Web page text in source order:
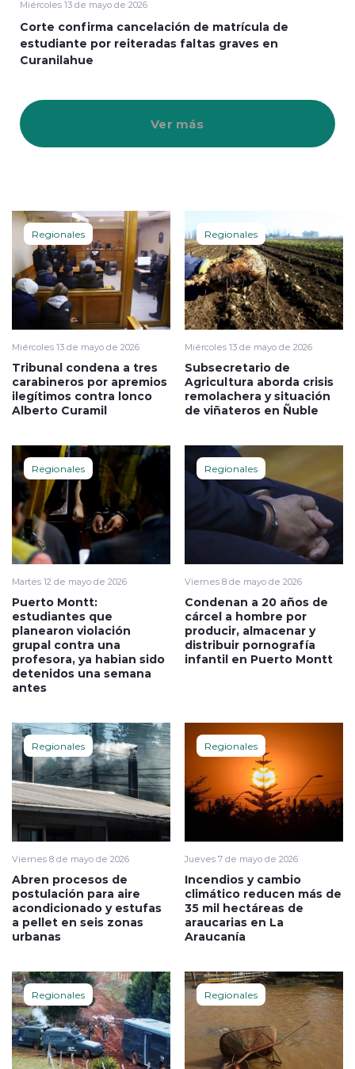
Miércoles 13 de mayo de 2026
Corte confirma cancelación de matrícula de
estudiante por reiteradas faltas graves en
Curanilahue
Ver más
Regionales
Miércoles 13 de mayo de 2026
Tribunal condena a tres
carabineros por apremios
ilegítimos contra lonco
Alberto Curamil
Regionales
Miércoles 13 de mayo de 2026
Subsecretario de
Agricultura aborda crisis
remolachera y situación
de viñateros en Ñuble
Regionales
Martes 12 de mayo de 2026
Puerto Montt:
estudiantes que
planearon violación
grupal contra una
profesora, ya habian sido
detenidos una semana
antes
Regionales
Viernes 8 de mayo de 2026
Condenan a 20 años de
cárcel a hombre por
producir, almacenar y
distribuir pornografía
infantil en Puerto Montt
Regionales
Viernes 8 de mayo de 2026
Abren procesos de
postulación para aire
acondicionado y estufas
a pellet en seis zonas
urbanas
Regionales
Jueves 7 de mayo de 2026
Incendios y cambio
climático reducen más de
35 mil hectáreas de
araucarias en La
Araucanía
Regionales Regionales